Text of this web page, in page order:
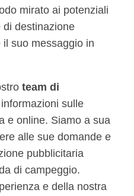
mirato ai potenziali
destinazione
suo messaggio in
team di
sulle
e online. Siamo a sua
alle sue domande e
pubblicitaria
di campeggio.
e della nostra